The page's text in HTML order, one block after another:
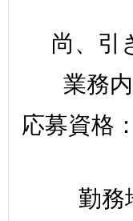
尚、引
業務
応募資格
勤務